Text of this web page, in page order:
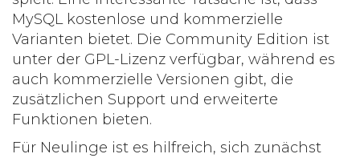
MySQL kostenlose und kommerzielle
Varianten bietet. Die Community Edition ist
unter der GPL-Lizenz verfügbar, während es
auch kommerzielle Versionen gibt, die
zusätzlichen Support und erweiterte
Funktionen bieten.
Für Neulinge ist es hilfreich, sich zunächst